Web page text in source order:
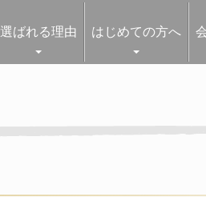
選ばれる理由 はじめての方へ